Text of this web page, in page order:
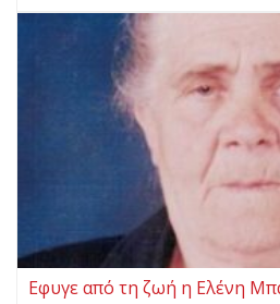
Eφυγε από τη ζωή η Ελένη